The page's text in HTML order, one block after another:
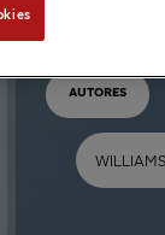
AUTORES